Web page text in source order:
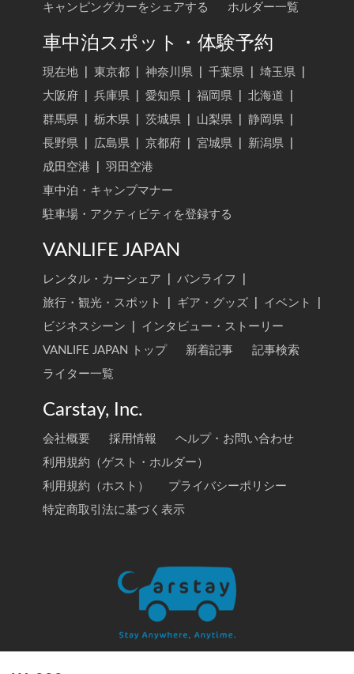
キャンピングカーをシェアする
ホルダー一覧
車中泊スポット・体験予約
現在地 東京都 神奈川県 千葉県 埼玉県
大阪府
兵庫県 愛知県 福岡県 北海道
群馬県
栃木県 茨城県 山梨県 静岡県
長野県
広島県 京都府 宮城県 新潟県
成田空港
羽田空港
車中泊・キャンプマナー
駐車場・アクティビティを登録する
VANLIFE JAPAN
レンタル・カーシェア バンライフ
旅行・観光・スポット
ギア・グッズ イベント
ビジネスシーン
インタビュー・ストーリー
VANLIFE JAPAN トップ
新着記事
記事検索
ライター一覧
Carstay, Inc.
会社概要 採用情報
ヘルプ・お問い合わせ
利用規約（ゲスト・ホルダー）
利用規約（ホスト）
プライバシーポリシー
特定商取引法に基づく表示